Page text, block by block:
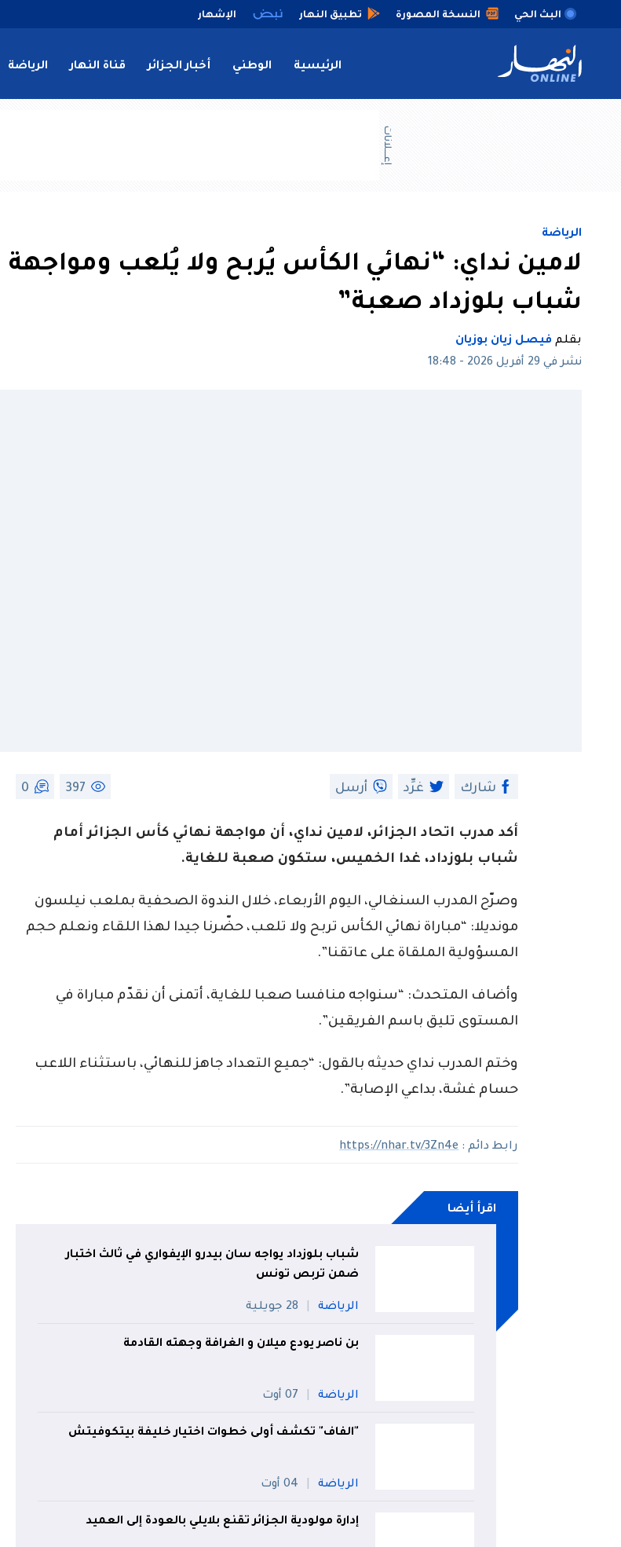
البث الحي النسخة المصورة تطبيق النهار الإشهار
الرئيسية الوطني أخبار الجزائر قناة النهار الرياضة
إعــــلانات
الرياضة
لامين نداي: “نهائي الكأس يُربح ولا يُلعب ومواجهة
شباب بلوزداد صعبة”
بقلم فيصل زيان بوزيان
نشر في 29 أفريل 2026 - 18:48
شارك غرِّد أرسل 397
0
أكد مدرب اتحاد الجزائر، لامين نداي، أن مواجهة نهائي كأس الجزائر أمام
شباب بلوزداد، غدا الخميس، ستكون صعبة للغاية.
وصرّح المدرب السنغالي، اليوم الأربعاء، خلال الندوة الصحفية بملعب نيلسون
مونديلا: “مباراة نهائي الكأس تربح ولا تلعب، حضّرنا جيدا لهذا اللقاء ونعلم حجم
المسؤولية الملقاة على عاتقنا”.
وأضاف المتحدث: “سنواجه منافسا صعبا للغاية، أتمنى أن نقدّم مباراة في
المستوى تليق باسم الفريقين”.
وختم المدرب نداي حديثه بالقول: “جميع التعداد جاهز للنهائي، باستثناء اللاعب
حسام غشة، بداعي الإصابة”.
رابط دائم :https://nhar.tv/3Zn4e
اقرأ أيضا
شباب بلوزداد يواجه سان بيدرو الإيفواري في ثالث اختبار
ضمن تربص تونس
الرياضة 28 جويلية
بن ناصر يودع ميلان و الغرافة وجهته القادمة
الرياضة 07 أوت
"الفاف" تكشف أولى خطوات اختيار خليفة بيتكوفيتش
الرياضة 04 أوت
إدارة مولودية الجزائر تقنع بلايلي بالعودة إلى العميد